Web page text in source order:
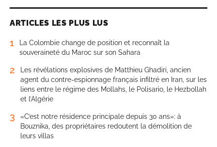
ARTICLES LES PLUS LUS
1
La Colombie change de position et reconnaît la
souveraineté du Maroc sur son Sahara
2
Les révélations explosives de Matthieu Ghadiri, ancien
agent du contre-espionnage français infiltré en Iran, sur les
liens entre le régime des Mollahs, le Polisario, le Hezbollah
et l’Algérie
3
«C’est notre résidence principale depuis 30 ans»: à
Bouznika, des propriétaires redoutent la démolition de
leurs villas